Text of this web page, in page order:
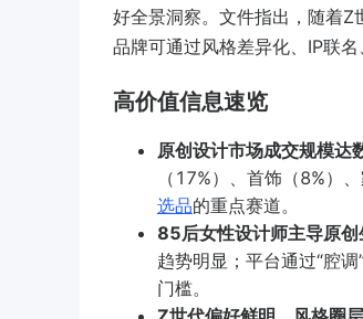
好全景洞察。文件指出，随着Z
品牌可通过风格差异化、IP联
高价值信息速览
原创设计市场成交规模达
（17%）、首饰（8%）
选品的重点赛道。
85后女性设计师主导原创
趋势明显；平台通过“腔调
门槛。